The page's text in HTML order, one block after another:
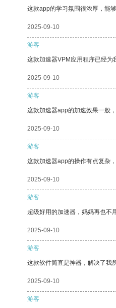
这款app的学习氛围很浓厚，能
2025-09-10
游客
这款加速器VPM应用程序已经为
2025-09-10
游客
这款加速器app的加速效果一般
2025-09-10
游客
这款加速器app的操作有点复杂
2025-09-10
游客
超级好用的加速器，妈妈再也不
2025-09-10
游客
这款软件简直是神器，解决了我
2025-09-10
游客